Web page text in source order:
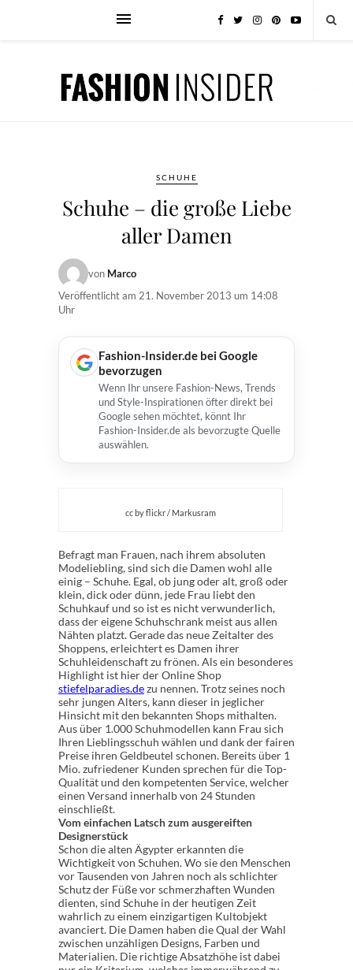
SCHUHE
Schuhe – die große Liebe
aller Damen
von Marco
Veröffentlicht am 21. November 2013 um 14:08
Uhr
Fashion-Insider.de bei Google
bevorzugen
Wenn Ihr unsere Fashion-News, Trends
und Style-Inspirationen öfter direkt bei
Google sehen möchtet, könnt Ihr
Fashion-Insider.de als bevorzugte Quelle
auswählen.
cc by flickr / Markusram
Befragt man Frauen, nach ihrem absoluten
Modeliebling, sind sich die Damen wohl alle
einig – Schuhe. Egal, ob jung oder alt, groß oder
klein, dick oder dünn, jede Frau liebt den
Schuhkauf und so ist es nicht verwunderlich,
dass der eigene Schuhschrank meist aus allen
Nähten platzt. Gerade das neue Zeitalter des
Shoppens, erleichtert es Damen ihrer
Schuhleidenschaft zu frönen. Als ein besonderes
Highlight ist hier der Online Shop
stiefelparadies.dezu nennen. Trotz seines noch
sehr jungen Alters, kann dieser in jeglicher
Hinsicht mit den bekannten Shops mithalten.
Aus über 1.000 Schuhmodellen kann Frau sich
Ihren Lieblingsschuh wählen und dank der fairen
Preise ihren Geldbeutel schonen. Bereits über 1
Mio. zufriedener Kunden sprechen für die Top-
Qualität und den kompetenten Service, welcher
einen Versand innerhalb von 24 Stunden
einschließt.
Vom einfachen Latsch zum ausgereiften
Designerstück
Schon die alten Ägypter erkannten die
Wichtigkeit von Schuhen. Wo sie den Menschen
vor Tausenden von Jahren noch als schlichter
Schutz der Füße vor schmerzhaften Wunden
dienten, sind Schuhe in der heutigen Zeit
wahrlich zu einem einzigartigen Kultobjekt
avanciert. Die Damen haben die Qual der Wahl
zwischen unzähligen Designs, Farben und
Materialien. Die richtige Absatzhöhe ist dabei